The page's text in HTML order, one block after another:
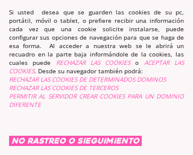
Si usted desea que se guarden las cookies de su pc,
portátil, móvil o tablet, o prefiere recibir una información
cada vez que una cookie solicite instalarse, puede
configurar sus opciones de navegación para que se haga de
esa forma. Al acceder a nuestra web se le abrirá un
recuadro en la parte baja informándole de la cookies, las
cuales puede
RECHAZAR LAS COOKIESo ACEPTAR LAS
COOKIES. Desde su navegador también podrá:
RECHAZAR LAS COOKIES DE DETERMINADOS DOMINOS
RECHAZAR LAS COOKIES DE TERCEROS
PERMITIR AL SERVIDOR CREAR COOKIES PARA UN DOMINIO
DIFERENTE
NO RASTREO O SIEGUIMIENTO